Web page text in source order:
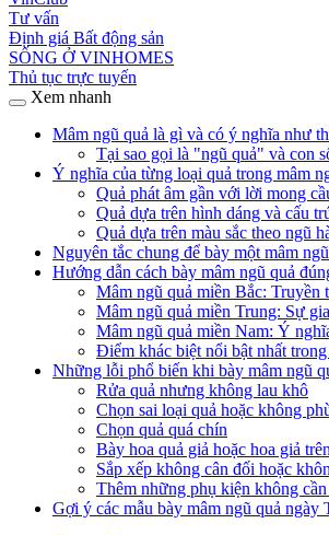
Tư vấn
Định giá Bất động sản
SỐNG Ở VINHOMES
Thủ tục trực tuyến
Xem nhanh
Mâm ngũ quả là gì và có ý nghĩa như
Tại sao gọi là "ngũ quả" và con
Ý nghĩa của từng loại quả trong mâm
Quả phát âm gần với lời mong
Quả dựa trên hình dáng và cấu
Quả dựa trên màu sắc theo ngũ
Nguyên tắc chung để bày một mâm
Hướng dẫn cách bày mâm ngũ quả
Mâm ngũ quả miền Bắc:
Mâm ngũ quả miền Trung: Sự
Mâm ngũ quả miền Nam: Ý
Điểm khác biệt nổi bật nhất
Những lỗi phổ biến khi bày mâm ngũ
Rửa quả nhưng không lau khô
Chọn sai loại quả hoặc không
Chọn quả quá chín
Bày hoa quả giả hoặc hoa giả
Sắp xếp không cân đối hoặc
Thêm những phụ kiện không
Gợi ý các mẫu bày mâm ngũ quả ngày